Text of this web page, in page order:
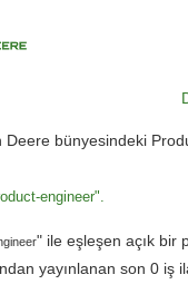
Deere bünyesindeki
engineer".
" ile eşleşen açık bir
yayınlanan son 0 iş